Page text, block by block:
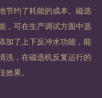
节约了耗能的成本。磁选
，可在生产调试方面中选
加了上下反冲水功能，能
洗，在磁选机反复运行的
效果。